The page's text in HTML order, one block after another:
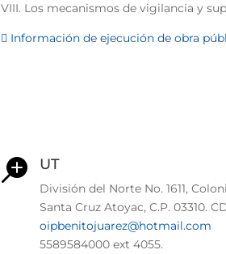
VIII. Los mecanismos de vigilancia y
 Información de ejecución de obra
 UT
División del Norte No. 1611,
Santa Cruz Atoyac, C.P. 03310.
oipbenitojuarez@hotmail.com
5589584000 ext 4055.